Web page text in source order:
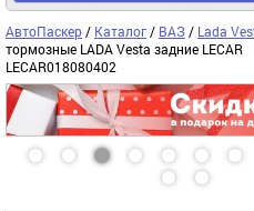
АвтоПаскер / Каталог / ВАЗ / Lada
тормозные LADA Vesta задние LECAR
LECAR018080402